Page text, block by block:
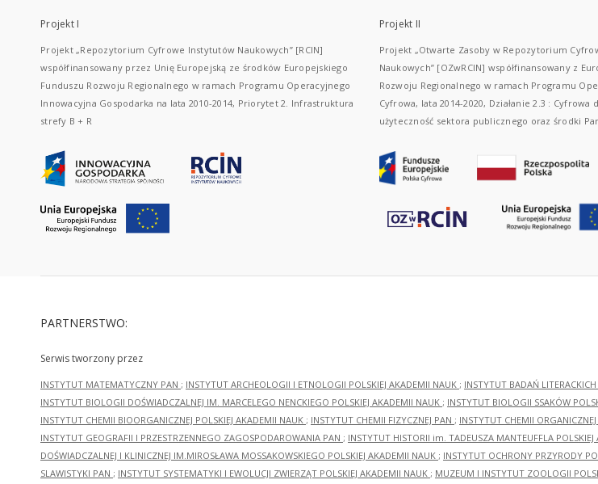
Projekt I
Projekt „Repozytorium Cyfrowe Instytutów Naukowych” [RCIN]
współfinansowany przez Unię Europejską ze środków Europejskiego
Funduszu Rozwoju Regionalnego w ramach Programu Operacyjnego
Innowacyjna Gospodarka na lata 2010-2014, Priorytet 2. Infrastruktura
strefy B + R
Projekt II
Projekt „Otwarte Zasoby w Repozytorium
Naukowych” [OZwRCIN] współfinansowany z
Rozwoju Regionalnego w ramach Programu
Cyfrowa, lata 2014-2020, Działanie 2.3 : Cyfrowa
użyteczność sektora publicznego oraz środki
PARTNERSTWO:
Serwis tworzony przez
INSTYTUT MATEMATYCZNY PAN ; INSTYTUT ARCHEOLOGII I ETNOLOGII POLSKIEJ AKADEMII NAUK ; INSTYTUT BADAŃ
INSTYTUT BIOLOGII DOŚWIADCZALNEJ IM. MARCELEGO NENCKIEGO POLSKIEJ AKADEMII NAUK ; INSTYTUT BIOLOGII SSAKÓW
INSTYTUT CHEMII BIOORGANICZNEJ POLSKIEJ AKADEMII NAUK ; INSTYTUT CHEMII FIZYCZNEJ PAN ; INSTYTUT CHEMII
INSTYTUT GEOGRAFII I PRZESTRZENNEGO ZAGOSPODAROWANIA PAN ; INSTYTUT HISTORII im. TADEUSZA MANTEUFFLA
DOŚWIADCZALNEJ I KLINICZNEJ IM.MIROSŁAWA MOSSAKOWSKIEGO POLSKIEJ AKADEMII NAUK ; INSTYTUT OCHRONY PRZYRODY
SLAWISTYKI PAN ; INSTYTUT SYSTEMATYKI I EWOLUCJI ZWIERZĄT POLSKIEJ AKADEMII NAUK ; MUZEUM I INSTYTUT ZOOLOGII